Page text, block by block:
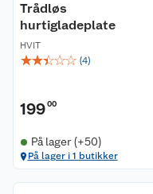
Trådløs
hurtigladeplate
HVIT
☆☆☆☆☆ (4)
19900
På lager (+50)
På lager i 1 butikker
Kundeservice